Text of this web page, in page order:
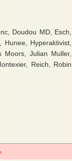
Doudou MD, Esch,
Hyperaktivist,
Julian Muller,
Reich, Robin